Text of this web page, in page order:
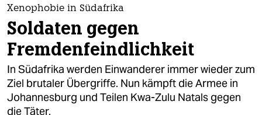
themen
politik
öko
gesellschaft
Xenophobie in Südafrika
Soldaten gegen
Fremdenfeindlichkeit
In Südafrika werden Einwanderer immer wieder zum
Ziel brutaler Übergriffe. Nun kämpft die Armee in
Johannesburg und Teilen Kwa-Zulu Natals gegen
die Täter.